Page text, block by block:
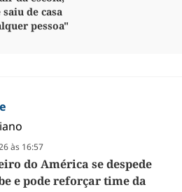
de casa
pessoa"
às 16:57
do América se despede
e pode reforçar time da